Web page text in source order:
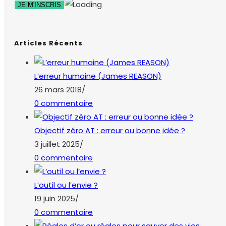
Articles Récents
L’erreur humaine (James REASON)
26 mars 2018/
0 commentaire
Objectif zéro AT : erreur ou bonne idée ?
3 juillet 2025/
0 commentaire
L’outil ou l’envie ?
19 juin 2025/
0 commentaire